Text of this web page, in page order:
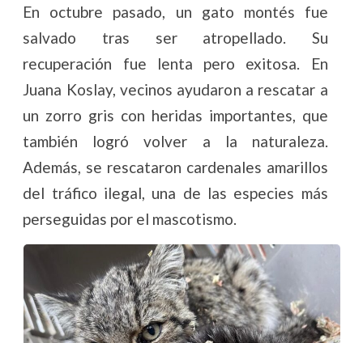
En octubre pasado, un gato montés fue
salvado tras ser atropellado. Su
recuperación fue lenta pero exitosa. En
Juana Koslay, vecinos ayudaron a rescatar a
un zorro gris con heridas importantes, que
también logró volver a la naturaleza.
Además, se rescataron cardenales amarillos
del tráfico ilegal, una de las especies más
perseguidas por el mascotismo.